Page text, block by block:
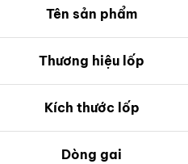
Tên sản phẩm
Thương hiệu lốp
Kích thước lốp
Dòng gai